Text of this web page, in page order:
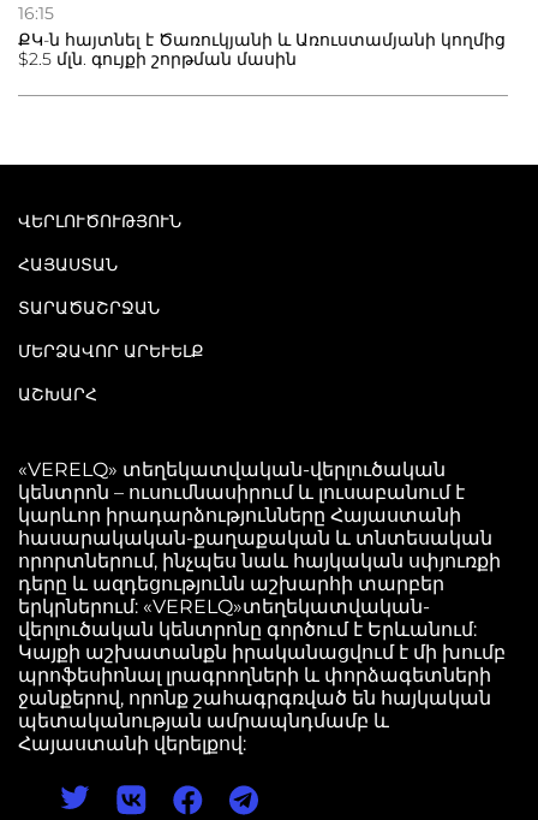
16:15
ՔԿ-ն հայտնել է Ծառուկյանի և Առուստամյանի կողմից
$2.5 մլն. գույքի շորթման մասին
ՎԵՐԼՈՒԾՈՒԹՅՈՒՆ
ՀԱՅԱՍՏԱՆ
ՏԱՐԱԾԱՇՐՋԱՆ
ՄԵՐՁԱՎՈՐ ԱՐԵՒԵԼՔ
ԱՇԽԱՐՀ
«VERELQ» տեղեկատվական-վերլուծական
կենտրոն – ուսումնասիրում և լուսաբանում է
կարևոր իրադարձությունները Հայաստանի
հասարակական-քաղաքական և տնտեսական
որորտներում, ինչպես նաև հայկական սփյուռքի
դերը և ազդեցությունն աշխարհի տարբեր
երկրներում: «VERELQ»տեղեկատվական-
վերլուծական կենտրոնը գործում է Երևանում:
Կայքի աշխատանքն իրականացվում է մի խումբ
պրոֆեսիոնալ լրագրողների և փորձագետների
ջանքերով, որոնք շահագրգռված են հայկական
պետականության ամրապնդմամբ և
Հայաստանի վերելքով: